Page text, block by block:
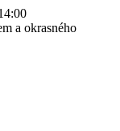
a okrasného